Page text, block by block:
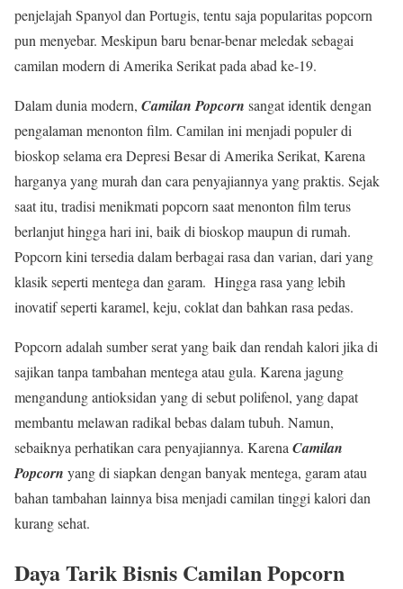
penjelajah Spanyol dan Portugis, tentu saja popularitas popcorn
pun menyebar. Meskipun baru benar-benar meledak sebagai
camilan modern di Amerika Serikat pada abad ke-19.
Dalam dunia modern, Camilan Popcorn sangat identik dengan
pengalaman menonton film. Camilan ini menjadi populer di
bioskop selama era Depresi Besar di Amerika Serikat, Karena
harganya yang murah dan cara penyajiannya yang praktis. Sejak
saat itu, tradisi menikmati popcorn saat menonton film terus
berlanjut hingga hari ini, baik di bioskop maupun di rumah.
Popcorn kini tersedia dalam berbagai rasa dan varian, dari yang
klasik seperti mentega dan garam. Hingga rasa yang lebih
inovatif seperti karamel, keju, coklat dan bahkan rasa pedas.
Popcorn adalah sumber serat yang baik dan rendah kalori jika di
sajikan tanpa tambahan mentega atau gula. Karena jagung
mengandung antioksidan yang di sebut polifenol, yang dapat
membantu melawan radikal bebas dalam tubuh. Namun,
sebaiknya perhatikan cara penyajiannya. Karena Camilan
Popcorn yang di siapkan dengan banyak mentega, garam atau
bahan tambahan lainnya bisa menjadi camilan tinggi kalori dan
kurang sehat.
Daya Tarik Bisnis Camilan Popcorn